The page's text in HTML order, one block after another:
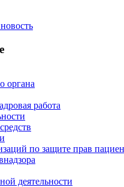
органа
работа
по защите прав
деятельности